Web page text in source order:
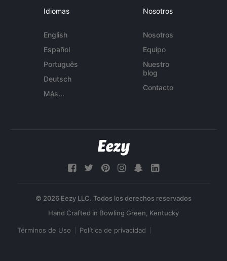
Idiomas
English
Español
Português
Deutsch
Más...
Nosotros
Nosotros
Equipo
Nuestro
blog
Contacto
© 2026 Eezy LLC. Todos los derechos reservados
Términos de Uso Política de privacidad